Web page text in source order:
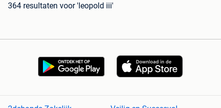
364 resultaten voor 'leopold iii'